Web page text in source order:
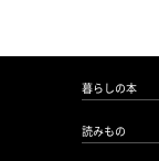
暮らしの本
読みもの